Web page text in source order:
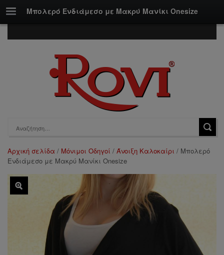
Mπολερό Ενδιάμεσο με Μακρύ Mανίκι Onesize
Αρχική σελίδα / Μόνιμοι Οδηγοί / Άνοιξη Καλοκαίρι / Mπολερό
Ενδιάμεσο με Μακρύ Mανίκι Onesize